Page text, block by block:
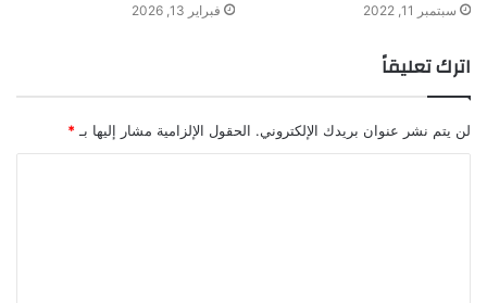
سبتمبر 11, 2022 فبراير 13, 2026
اترك تعليقاً
لن يتم نشر عنوان بريدك الإلكتروني. الحقول الإلزامية مشار إليها بـ *